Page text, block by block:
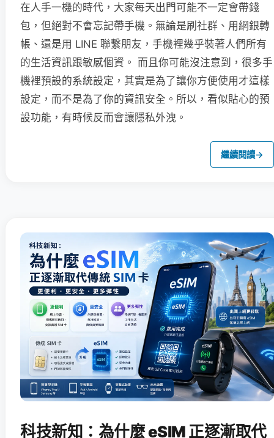
在人手一機的時代，大家每天出門可能不一定會帶錢
包，但絕對不會忘記帶手機。無論是刷社群、用網銀轉
帳、還是用 LINE 聯繫朋友，手機裡幾乎裝著人們所有
的生活資訊跟敏感個資。 而且你可能沒注意到，很多手
機裡預設的系統設定，其實是為了讓你方便使用才這樣
設定，而不是為了你的資訊安全。所以，看似貼心的預
設功能，有時候反而會讓隱私外洩。
繼續閱讀→
科技新知：為什麼 eSIM 正逐漸取代